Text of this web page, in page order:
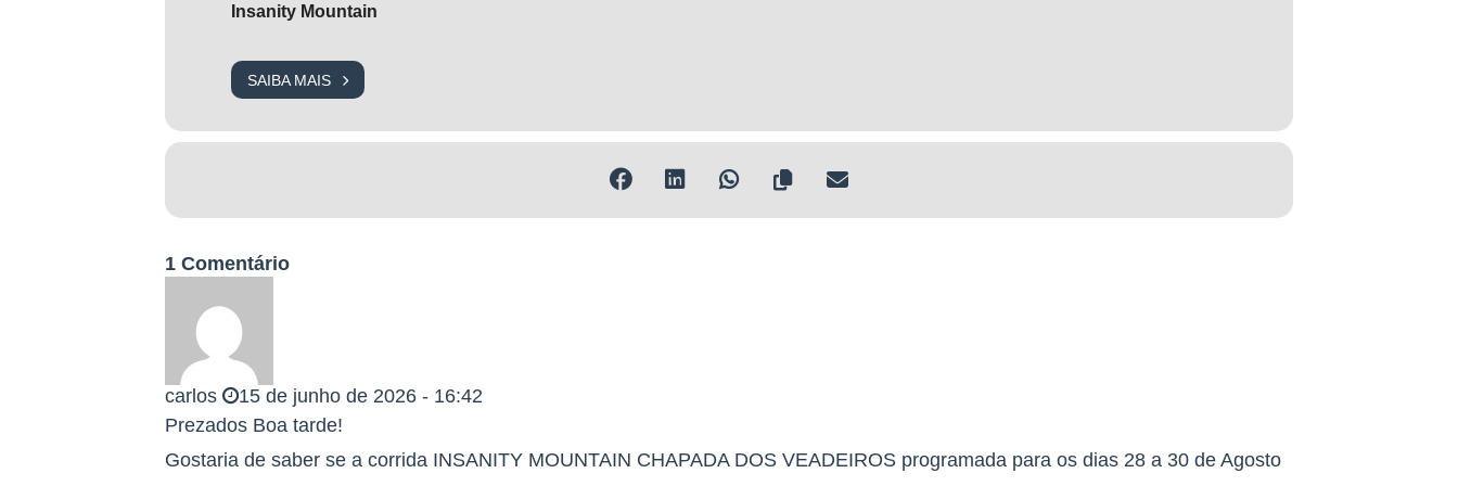
melhor.
Vai competir contra seus limites e sair mais forte do outro lado.
VOCÊ ESTÁ PRONTO?
Desafie seus limites. Viva essa experiência. Venha ser Insano e conquistar o cerrado.
O LOCAL
Vila de São Jorge, Alto Paraiso de Goias- GO
Nossa arena estará localizada na Vila de São Jorge.
Insanity Mountain
SAIBA MAIS
1 Comentário
carlos
15 de junho de 2026 - 16:42
Prezados Boa tarde!
Gostaria de saber se a corrida INSANITY MOUNTAIN CHAPADA DOS VEADEIROS programada para os dias 28 a 30 de Agosto